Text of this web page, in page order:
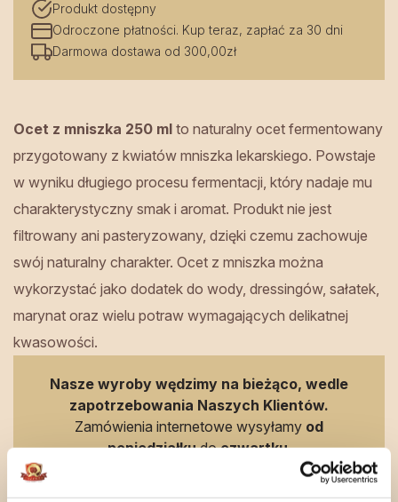
Pasieka
Podlaska
Tradycja
Produkt dostępny
Odroczone płatności. Kup teraz, zapłać za 30 dni
Darmowa dostawa od 300,00zł
Ocet z mniszka 250 ml to naturalny ocet fermentowany
przygotowany z kwiatów mniszka lekarskiego. Powstaje
w wyniku długiego procesu fermentacji, który nadaje mu
charakterystyczny smak i aromat. Produkt nie jest
filtrowany ani pasteryzowany, dzięki czemu zachowuje
swój naturalny charakter. Ocet z mniszka można
wykorzystać jako dodatek do wody, dressingów, sałatek,
marynat oraz wielu potraw wymagających delikatnej
kwasowości.
Nasze wyroby wędzimy na bieżąco, wedle
zapotrzebowania Naszych Klientów.
Zamówienia internetowe wysyłamy od
poniedziałkudoczwartku.
Jeśli zależy Ci na konkretnym terminie realizacji,